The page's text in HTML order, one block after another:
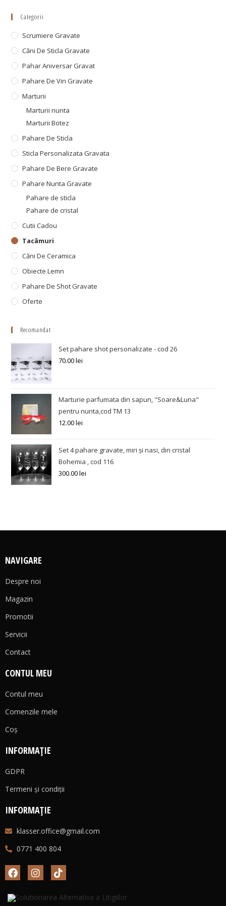
Categorii
Scrumiere Gravate
Căni De Sticla Gravate
Pahar Aniversar Gravat
Pahare De Vin Gravate
Marturii
Marturii nunta
Marturii Botez
Pahare De Sticla
Sticla Personalizata Gravata
Pahare De Bere Gravate
Pahare Nunta Gravate
Pahare de sticla
Pahare de cristal
Cutii Cadou
Tacâmuri
Căni De Ceramica
Obiecte Lemn
Pahare De Shot Gravate
Oferte
Recomandat
Set pahare shot personalizate - cod 26
70.00lei
Marturie parfumata din sapun, "Soare&Luna"
pentru nunta,cod TM 13
12.00lei
Set 4 pahare gravate, miri și nasi, din cristal
Bohemia , cod 116
300.00lei
NAVIGARE
Despre noi
Magazin
Promotii
Servicii
Contact
CONTUL MEU
Contul meu
Comenzile mele
Coş
INFORMAȚIE
GDPR
Termeni și condiții
INFORMAȚIE
klasser.office@gmail.com
0771 400 804